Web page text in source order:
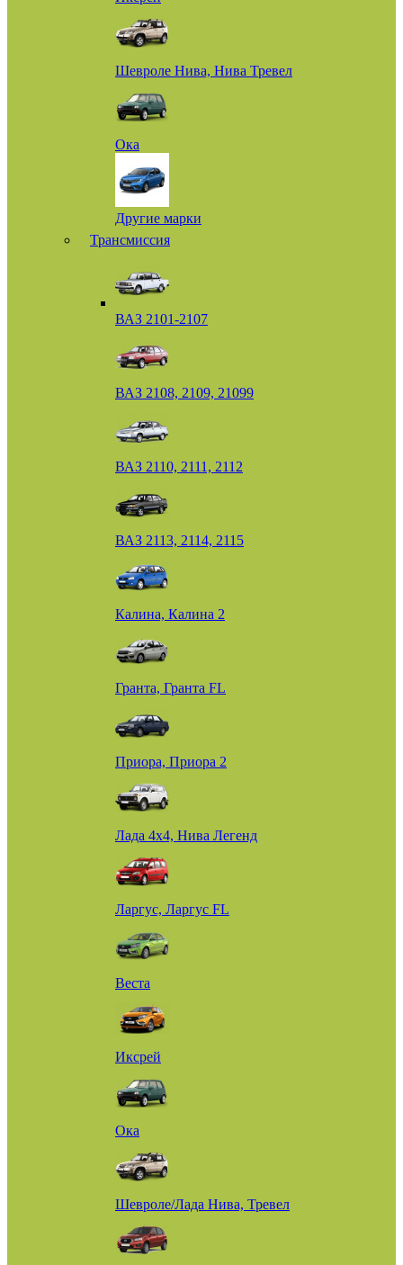
Шевроле Нива, Нива Тревел
Ока
Другие марки
Трансмиссия
ВАЗ 2101-2107
ВАЗ 2108, 2109, 21099
ВАЗ 2110, 2111, 2112
ВАЗ 2113, 2114, 2115
Калина, Калина 2
Гранта, Гранта FL
Приора, Приора 2
Лада 4х4, Нива Легенд
Ларгус, Ларгус FL
Веста
Иксрей
Ока
Шевроле/Лада Нива, Тревел